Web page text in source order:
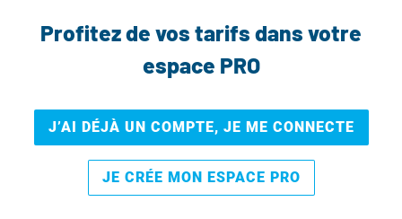
Profitez de vos tarifs dans votre
espace PRO
J’AI DÉJÀ UN COMPTE, JE ME CONNECTE
JE CRÉE MON ESPACE PRO